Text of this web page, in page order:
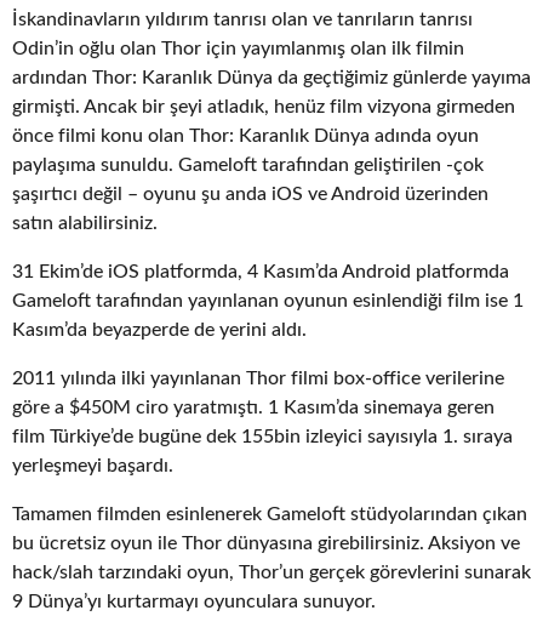
İskandinavların yıldırım tanrısı olan ve tanrıların tanrısı
Odin’in oğlu olan Thor için yayımlanmış olan ilk filmin
ardından Thor: Karanlık Dünya da geçtiğimiz günlerde yayıma
girmişti. Ancak bir şeyi atladık, henüz film vizyona girmeden
önce filmi konu olan Thor: Karanlık Dünya adında oyun
paylaşıma sunuldu. Gameloft tarafından geliştirilen -çok
şaşırtıcı değil – oyunu şu anda iOS ve Android üzerinden
satın alabilirsiniz.
31 Ekim’de iOS platformda, 4 Kasım’da Android platformda
Gameloft tarafından yayınlanan oyunun esinlendiği film ise 1
Kasım’da beyazperde de yerini aldı.
2011 yılında ilki yayınlanan Thor filmi box-office verilerine
göre a $450M ciro yaratmıştı. 1 Kasım’da sinemaya geren
film Türkiye’de bugüne dek 155bin izleyici sayısıyla 1. sıraya
yerleşmeyi başardı.
Tamamen filmden esinlenerek Gameloft stüdyolarından çıkan
bu ücretsiz oyun ile Thor dünyasına girebilirsiniz. Aksiyon ve
hack/slah tarzındaki oyun, Thor’un gerçek görevlerini sunarak
9 Dünya’yı kurtarmayı oyunculara sunuyor.